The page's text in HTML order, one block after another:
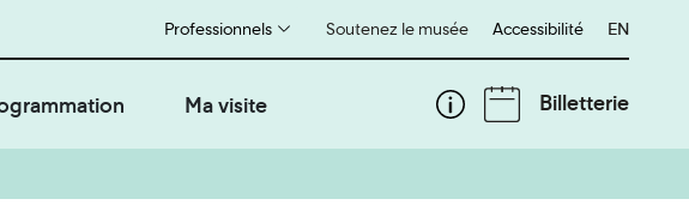
Soutenez le musée
Professionnels Accessibilité English
EN
Ma visite Billetterie